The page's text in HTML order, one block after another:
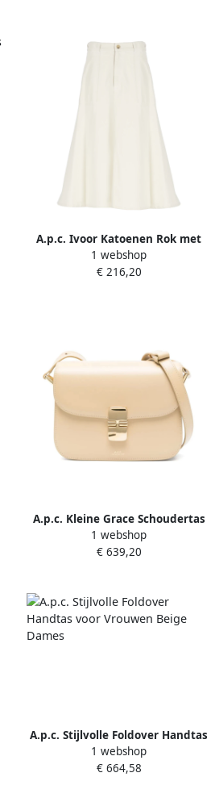
A.p.c. Ivoor Katoenen Rok met
Zakken Beige Dames
1 webshop
€ 216,20
A.p.c. Kleine Grace Schoudertas
Beige Dames
1 webshop
€ 639,20
A.p.c. Stijlvolle Foldover Handtas
voor Vrouwen Beige Dames
1 webshop
€ 664,58